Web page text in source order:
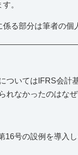
。
係る部分は筆者の個
ついてはIFRS会計
れなかったのはな
16号の設例を導入